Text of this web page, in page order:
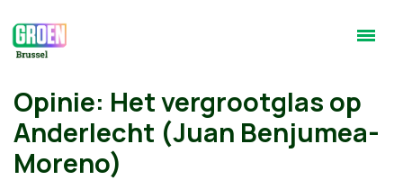
Opinie: Het vergrootglas op
Anderlecht (Juan Benjumea-
Moreno)